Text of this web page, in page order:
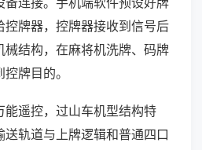
控牌器，控牌器接收到信号后
械结构，在麻将机洗牌、码牌
牌目的。
能遥控，过山车机型结构特
轨道与上牌逻辑和普通四口